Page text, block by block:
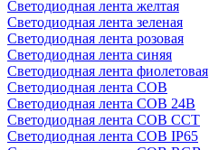
Светодиодная лента желтая
Светодиодная лента зеленая
Светодиодная лента розовая
Светодиодная лента синяя
Светодиодная лента фиолетовая
Светодиодная лента COB
Светодиодная лента COB 24В
Светодиодная лента COB CCT
Светодиодная лента COB IP65